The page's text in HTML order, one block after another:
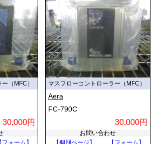
（MFC）
30,000円
マスフローコントローラー（MFC）
Aera
FC-790C
30,000円
お問い合わせ